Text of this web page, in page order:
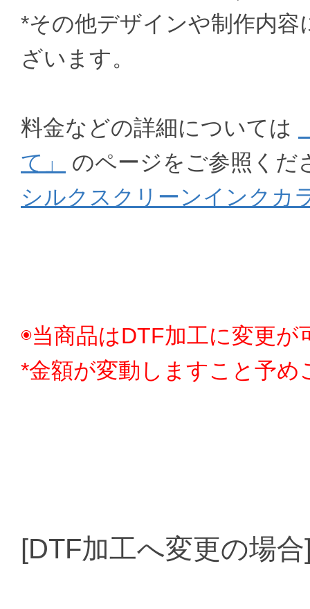
*その他デザインや制作内
ざいます。
料金などの詳細については
て」
のページをご参照くだ
シルクスクリーンインクカ
◉当商品はDTF加工に変更が
*金額が変動しますこと予め
[DTF加工へ変更の場合